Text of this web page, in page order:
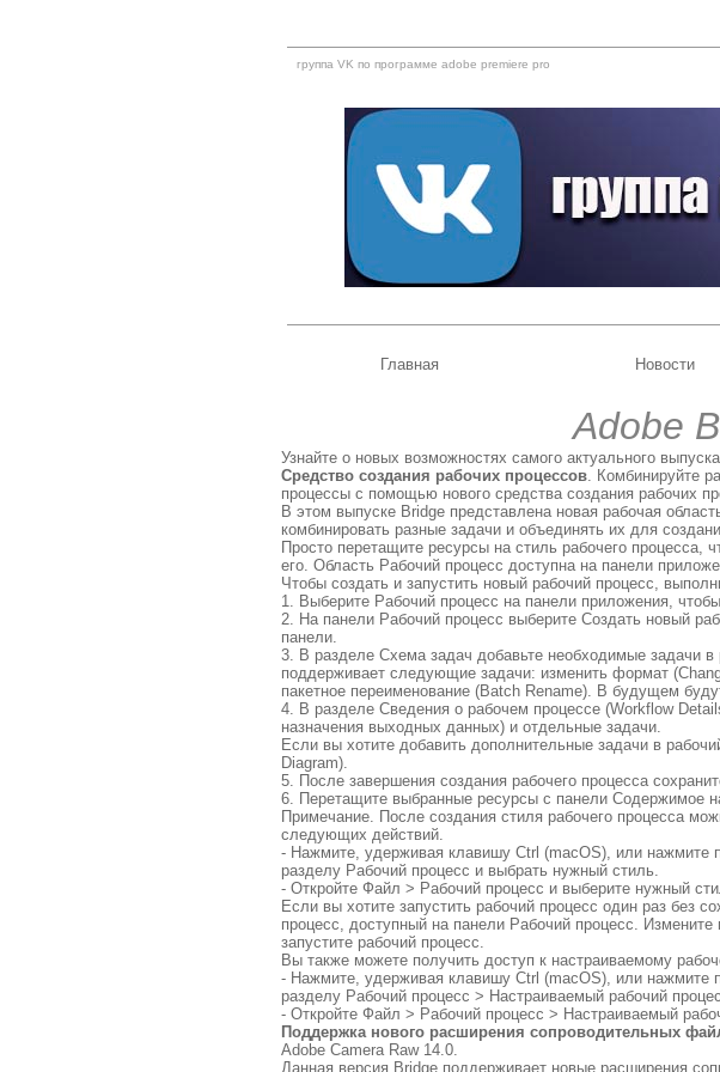
группа VK по программе adobe premiere pro
Главная Новости
Adobe
Узнайте о новых возможностях самого актуального
Средство создания рабочих процессов . Комбинируйте
процессы с помощью нового средства создания рабочих
В этом выпуске Bridge представлена новая рабочая
комбинировать разные задачи и объединять их для
Просто перетащите ресурсы на стиль рабочего процесса,
его. Область Рабочий процесс доступна на панели
Чтобы создать и запустить новый рабочий процесс,
1. Выберите Рабочий процесс на панели приложения,
2. На панели Рабочий процесс выберите Создать новый
панели.
3. В разделе Схема задач добавьте необходимые задачи
поддерживает следующие задачи: изменить формат
пакетное переименование (Batch Rename). В будущем
4. В разделе Сведения о рабочем процессе (Workflow
назначения выходных данных) и отдельные задачи.
Если вы хотите добавить дополнительные задачи в
Diagram).
5. После завершения создания рабочего процесса
6. Перетащите выбранные ресурсы с панели Содержимое
Примечание. После создания стиля рабочего процесса
следующих действий.
- Нажмите, удерживая клавишу Ctrl (macOS), или нажмите
разделу Рабочий процесс и выбрать нужный стиль.
- Откройте Файл > Рабочий процесс и выберите нужный
Если вы хотите запустить рабочий процесс один раз без
процесс, доступный на панели Рабочий процесс.
запустите рабочий процесс.
Вы также можете получить доступ к настраиваемому
- Нажмите, удерживая клавишу Ctrl (macOS), или нажмите
разделу Рабочий процесс > Настраиваемый рабочий
- Откройте Файл > Рабочий процесс > Настраиваемый
Поддержка нового расширения сопроводительных
Adobe Camera Raw 14.0.
Данная версия Bridge поддерживает новые расширения